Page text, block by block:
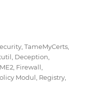
der
,TameMyCerts
Deception
Firewall
Modul Registry